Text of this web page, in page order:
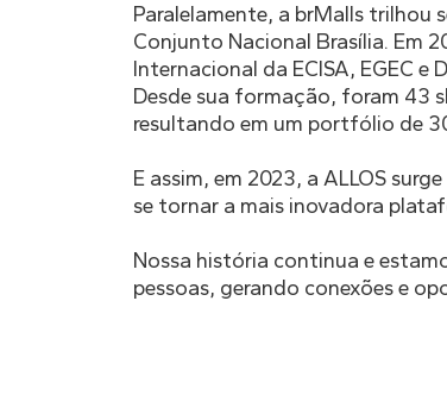
Paralelamente, a brMalls trilhou
Conjunto Nacional Brasília. Em
Internacional da ECISA, EGEC
Desde sua formação, foram 43
resultando em um portfólio de
E assim, em 2023, a ALLOS
se tornar a mais inovadora
Nossa história continua e
pessoas, gerando conexões e